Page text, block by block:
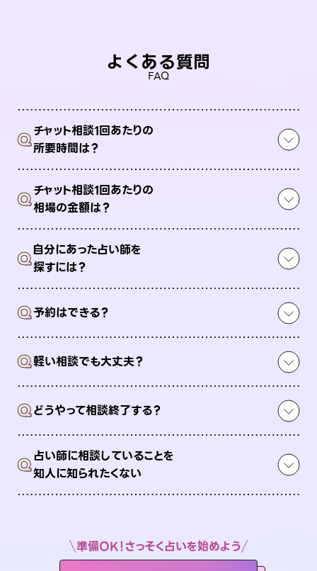
よくある質問
FAQ
Qチャット相談1回あたりの
所要時間は？
Qチャット相談1回あたりの
相場の金額は？
Q自分にあった占い師を
探すには？
Q予約はできる？
Q軽い相談でも大丈夫？
Qどうやって相談終了する？
Q占い師に相談していることを
知人に知られたくない
準備OK！さっそく占いを始めよう